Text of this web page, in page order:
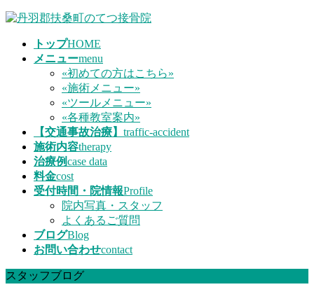
コ
ナ
トップHOME
メニューmenu
«初めての方はこちら»
«施術メニュー»
«ツールメニュー»
«各種教室案内»
【交通事故治療】 traffic-accident
施術内容therapy
治療例case data
料金cost
受付時間・院情報Profile
院内写真・スタッフ
よくあるご質問
ブログBlog
お問い合わせcontact
スタッフブログ